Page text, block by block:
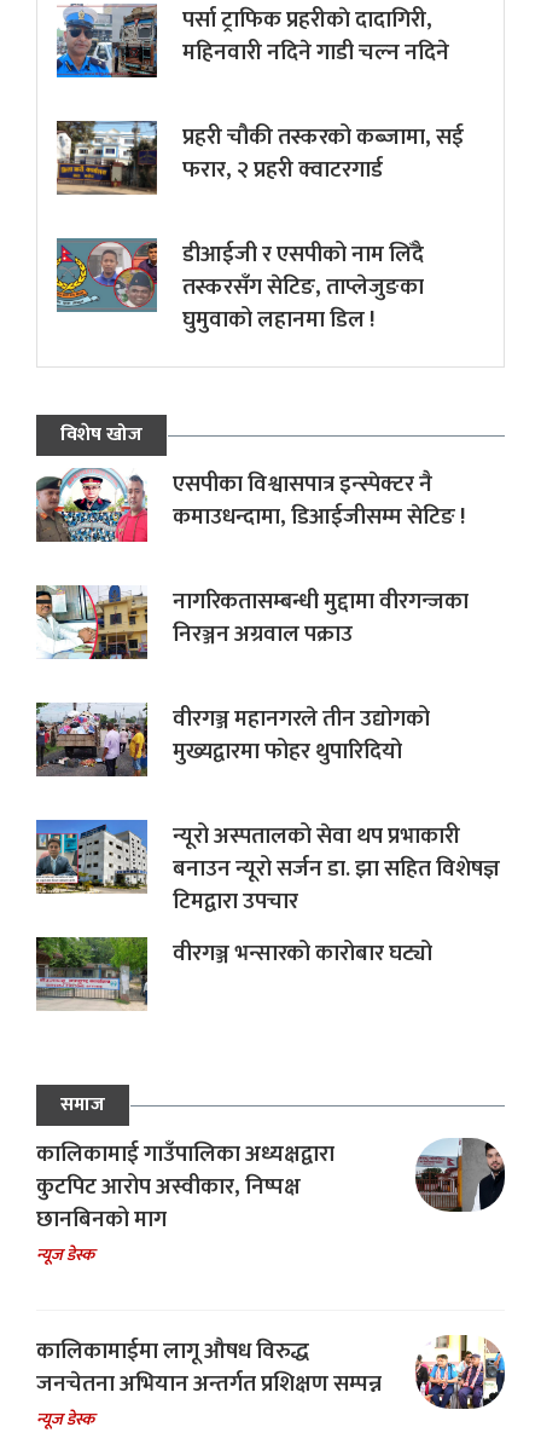
पर्सा ट्राफिक प्रहरीकाे दादागिरी,
महिनवारी नदिने गाडी चल्न नदिने
प्रहरी चौकी तस्करको कब्जामा, सई
फरार, २ प्रहरी क्वाटरगार्ड
डीआईजी र एसपीको नाम लिँदै
तस्करसँग सेटिङ, ताप्लेजुङका
घुमुवाको लहानमा डिल !
विशेष खोज
एसपीका विश्वासपात्र इन्स्पेक्टर नै
कमाउधन्दामा, डिआईजीसम्म सेटिङ !
नागरिकतासम्बन्धी मुद्दामा वीरगन्जका
निरञ्जन अग्रवाल पक्राउ
वीरगञ्ज महानगरले तीन उद्योगको
मुख्यद्वारमा फोहर थुपारिदियो
न्यूरो अस्पतालको सेवा थप प्रभाकारी
बनाउन न्यूरो सर्जन डा. झा सहित विशेषज्ञ
टिमद्वारा उपचार
वीरगञ्ज भन्सारको कारोबार घट्यो
समाज
कालिकामाई गाउँपालिका अध्यक्षद्वारा
कुटपिट आरोप अस्वीकार, निष्पक्ष
छानबिनको माग
न्यूज डेस्क
कालिकामाईमा लागू औषध विरुद्ध
जनचेतना अभियान अन्तर्गत प्रशिक्षण सम्पन्न
न्यूज डेस्क